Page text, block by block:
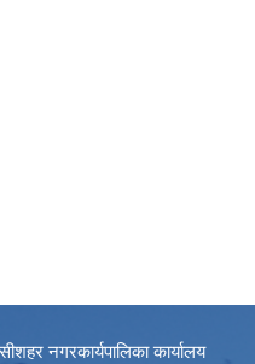
नगरकार्यपालिका कार्यालय